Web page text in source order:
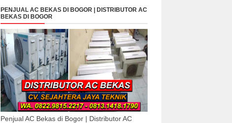
PENJUAL AC BEKAS DI BOGOR | DISTRIBUTOR AC
BEKAS DI BOGOR
Penjual AC Bekas di Bogor | Distributor AC